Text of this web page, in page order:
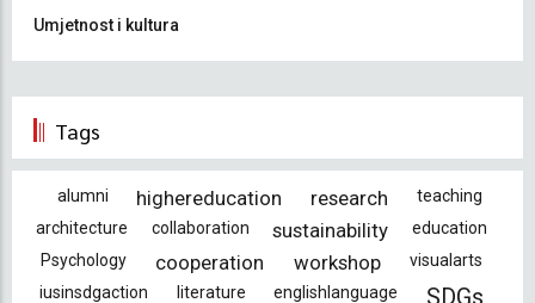
Umjetnost i kultura
Tags
alumni highereducation research
teaching
architecture
collaboration sustainability
education
Psychology
cooperation workshop
visualarts
iusinsdgaction
literature englishlanguage SDGs